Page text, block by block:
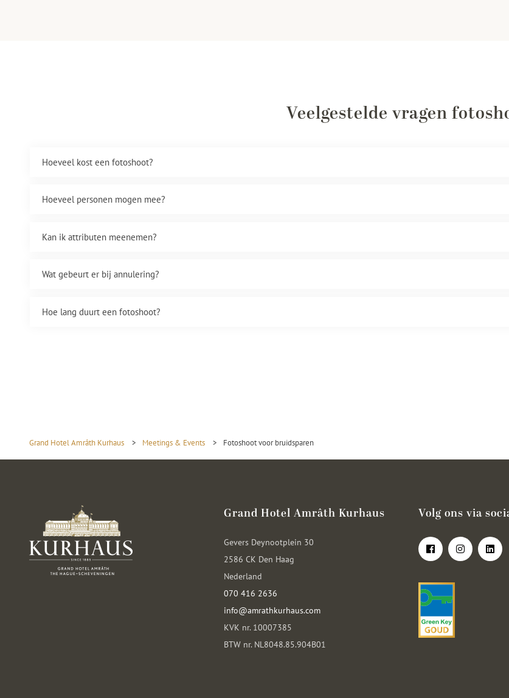
Veelgestelde vragen
Hoeveel kost een fotoshoot?
Hoeveel personen mogen mee?
Kan ik attributen meenemen?
Wat gebeurt er bij annulering?
Hoe lang duurt een fotoshoot?
Grand Hotel Amrâth Kurhaus > Meetings & Events > Fotoshoot voor bruidsparen
Grand Hotel Amrâth Kurhaus
Gevers Deynootplein 30
2586 CK Den Haag
Nederland
070 416 2636
info@amrathkurhaus.com
KVK nr. 10007385
BTW nr. NL8048.85.904B01
Volg ons via